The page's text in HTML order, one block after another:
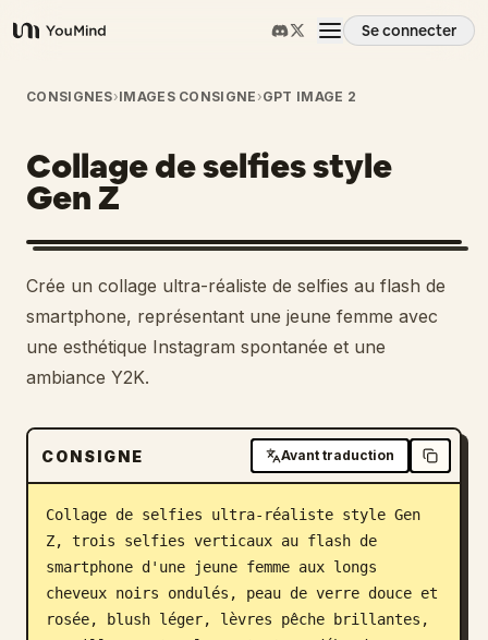
YouMind
Se connecter
Aperçu
Cas d'usage
Compétences
Invites
Tarifs
Télécharger
Blog
Mises à jour
CONSIGNES›IMAGES CONSIGNE ›GPT IMAGE 2
Collage de selfies style
Gen Z
Crée un collage ultra-réaliste de selfies au flash de
smartphone, représentant une jeune femme avec
une esthétique Instagram spontanée et une
ambiance Y2K.
CONSIGNE Avant traduction
Collage de selfies ultra-réaliste style Gen
Z, trois selfies verticaux au flash de
smartphone d'une jeune femme aux longs
cheveux noirs ondulés, peau de verre douce et
rosée, blush léger, lèvres pêche brillantes,